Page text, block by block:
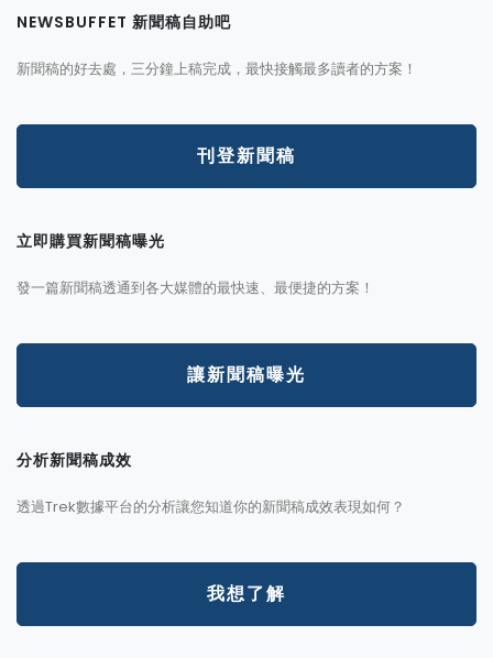
NEWSBUFFET 新聞稿自助吧
新聞稿的好去處，三分鐘上稿完成，最快接觸最多讀者的方案！
刊登新聞稿
立即購買新聞稿曝光
發一篇新聞稿透通到各大媒體的最快速、最便捷的方案！
讓新聞稿曝光
分析新聞稿成效
透過Trek數據平台的分析讓您知道你的新聞稿成效表現如何？
我想了解